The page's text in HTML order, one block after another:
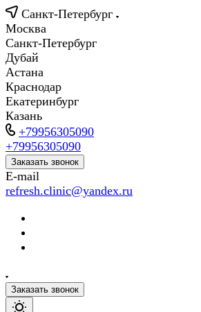
Санкт-Петербург
Москва
Санкт-Петербург
Дубай
Астана
Краснодар
Екатеринбург
Казань
+79956305090
+79956305090
Заказать звонок
E-mail
refresh.clinic@yandex.ru
Заказать звонок